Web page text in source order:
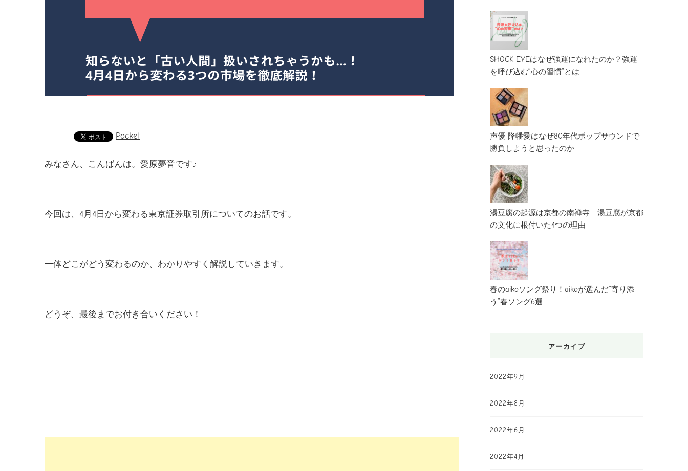
Pocket
みなさん、こんばんは。愛原夢音です♪
今回は、4月4日から変わる東京証券取引所についてのお話です。
一体どこがどう変わるのか、わかりやすく解説していきます。
どうぞ、最後までお付き合いください！
SHOCK EYEはなぜ強運になれたのか？強運
を呼び込む”心の習慣”とは
声優 降幡愛はなぜ80年代ポップサウンドで
勝負しようと思ったのか
湯豆腐の起源は京都の南禅寺 湯豆腐が京都
の文化に根付いた4つの理由
春のaikoソング祭り！aikoが選んだ”寄り添
う”春ソング6選
アーカイブ
2022年9月
2022年8月
2022年6月
2022年4月